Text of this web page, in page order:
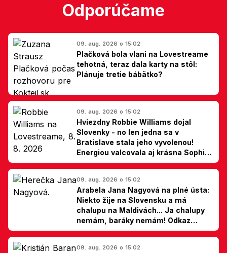
Odporúčame
09. aug. 2026 o 15:02
Plačková bola vlani na Lovestreame
tehotná, teraz dala karty na stôl:
Plánuje tretie bábätko?
09. aug. 2026 o 15:02
Hviezdny Robbie Williams dojal
Slovenky - no len jedna sa v
Bratislave stala jeho vyvolenou!
Energiou valcovala aj krásna Sophie
Ellis-Bextor (foto)
09. aug. 2026 o 15:02
Arabela Jana Nagyová na plné ústa:
Niekto žije na Slovensku a má
chalupu na Maldivách... Ja chalupy
nemám, baráky nemám! Odkaz
Slovákom
09. aug. 2026 o 15:02